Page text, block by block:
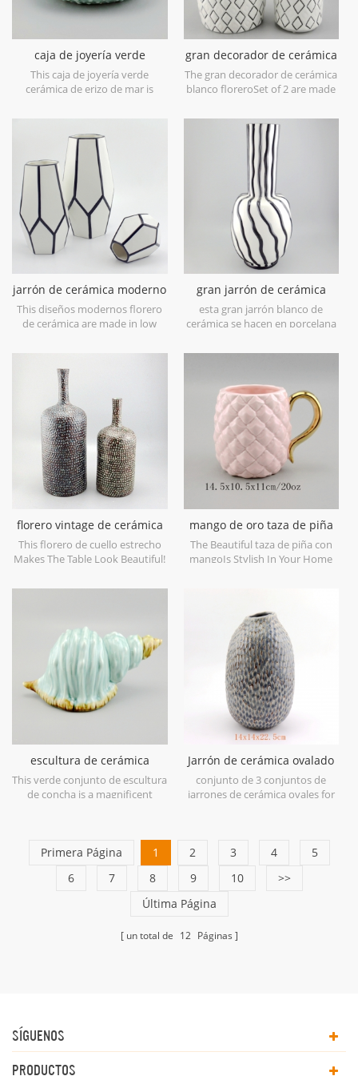
caja de joyería verde
cerámica de erizo de mar
This caja de joyería verde
cerámica de erizo de mar is
jewelry storage or dry food and
goods. Microwave safe and food
safe.
gran decorador de cerámica
blanco florero
The gran decorador de cerámica
blanco floreroSet of 2 are made
snow white with transparent
glaze on the surface,different
from the white glaze finish. Is
much more beautiful,precious
and high value.
jarrón de cerámica moderno
diseños blanco y negro
This diseños modernos florero
de cerámica are made in low
decorative objects. Can be sold
individually.
gran jarrón de cerámica
blanca con líneas de pintura
de mano negra
esta gran jarrón blanco de
cerámica se hacen en porcelana
excelente para su casa y objetos
puede vender individualmente
florero vintage de cerámica
de cuello estrecho
This florero de cuello estrecho
Makes The Table Look Beautiful!
mango de oro taza de piña
de cerámica
The Beautiful taza de piña con
mangoIs Stylish In Your Home
escultura de cerámica
concha verde
This verde conjunto de escultura
de concha is a magnificent
Jarrón de cerámica ovalado
grande azul antiguo
conjunto de 3 conjuntos de
jarrones de cerámica ovales for
Primera Página 1 2 3 4
5
6
7 8 9 10
>>
Última Página
un total de 12 Páginas
SÍGUENOS
PRODUCTOS